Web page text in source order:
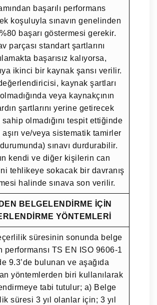
başarılı performans
koşuluyla sınavın genelinden
başarı göstermesi gerekir.
parçası standart şartlarını
başarısız kalıyorsa,
ikinci bir kaynak şansı verilir.
kaynak şartları
veya kaynakçının
şartlarını yerine getirecek
olmadığını tespit ettiğinde
ve/veya sistematik tamirler
sınavı durdurabilir.
kendi ve diğer kişilerin can
tehlikeye sokacak bir davranış
halinde sınava son verilir.
BELGELENDİRME İÇİN
YÖNTEMLERİ
süresinin sonunda belge
performansı TS EN ISO 9606-1
9.3’de bulunan ve aşağıda
yöntemlerden biri kullanılarak
tabi tutulur; a) Belge
süresi 3 yıl olanlar için; 3 yıl